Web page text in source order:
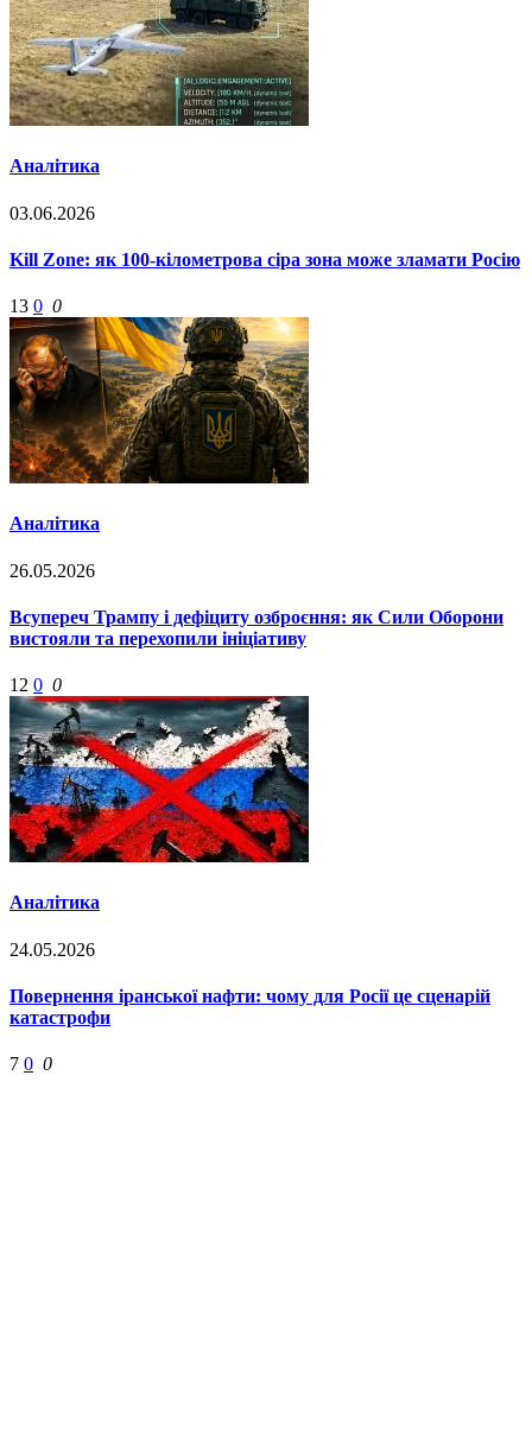
Аналітика
03.06.2026
Kill Zone: як 100-кілометрова сіра зона може зламати Росію
13 0 0
Аналітика
26.05.2026
Всупереч Трампу і дефіциту озброєння: як Сили Оборони
вистояли та перехопили ініціативу
12 0 0
Аналітика
24.05.2026
Повернення іранської нафти: чому для Росії це сценарій
катастрофи
7 0 0